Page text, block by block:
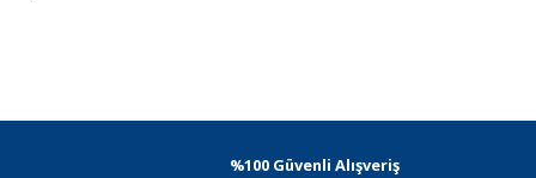
%100 Güvenli Alışveriş